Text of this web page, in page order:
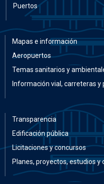
Puertos
Mapas e información
Aeropuertos
Temas sanitarios y
Información vial, carreteras
Transparencia
Edificación pública
Licitaciones y concursos
Planes, proyectos, estudios y